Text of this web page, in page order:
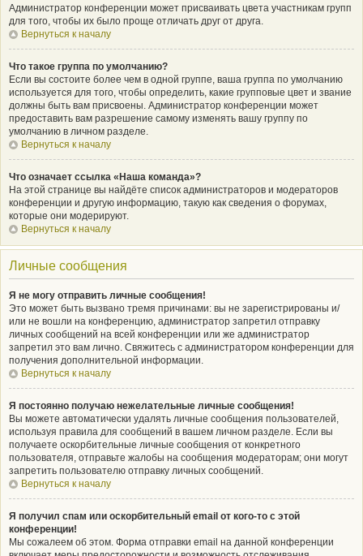
Администратор конференции может присваивать цвета участникам групп
для того, чтобы их было проще отличать друг от друга.
Вернуться к началу
Что такое группа по умолчанию?
Если вы состоите более чем в одной группе, ваша группа по умолчанию
используется для того, чтобы определить, какие групповые цвет и звание
должны быть вам присвоены. Администратор конференции может
предоставить вам разрешение самому изменять вашу группу по
умолчанию в личном разделе.
Вернуться к началу
Что означает ссылка «Наша команда»?
На этой странице вы найдёте список администраторов и модераторов
конференции и другую информацию, такую как сведения о форумах,
которые они модерируют.
Вернуться к началу
Личные сообщения
Я не могу отправить личные сообщения!
Это может быть вызвано тремя причинами: вы не зарегистрированы и/
или не вошли на конференцию, администратор запретил отправку
личных сообщений на всей конференции или же администратор
запретил это вам лично. Свяжитесь с администратором конференции для
получения дополнительной информации.
Вернуться к началу
Я постоянно получаю нежелательные личные сообщения!
Вы можете автоматически удалять личные сообщения пользователей,
используя правила для сообщений в вашем личном разделе. Если вы
получаете оскорбительные личные сообщения от конкретного
пользователя, отправьте жалобы на сообщения модераторам; они могут
запретить пользователю отправку личных сообщений.
Вернуться к началу
Я получил спам или оскорбительный email от кого-то с этой
конференции!
Мы сожалеем об этом. Форма отправки email на данной конференции